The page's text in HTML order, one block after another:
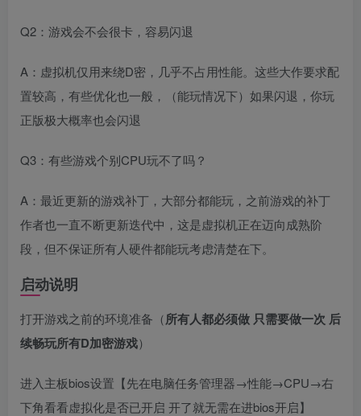
Q2：游戏会不会很卡，容易闪退
A：虚拟机仅用来绕D密，几乎不占用性能。这些大作要求配
置较高，有些优化也一般，（能玩情况下）如果闪退，你玩
正版极大概率也会闪退
Q3：有些游戏个别CPU玩不了吗？
A：最近更新的游戏补丁，大部分都能玩，之前游戏的补丁
作者也一直不断更新迭代中，这是虚拟机正在迈向成熟阶
段，但不保证所有人硬件都能玩考虑清楚在下。
启动说明
打开游戏之前的环境准备（所有人都必须做 只需要做一次 后
续畅玩所有D加密游戏）
进入主板bios设置【先在电脑任务管理器→性能→CPU→右
下角看看虚拟化是否已开启 开了就无需在进bios开启】